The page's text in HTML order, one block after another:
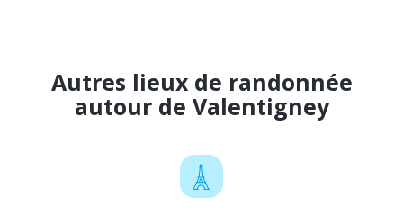
Autres lieux de randonnée
autour de Valentigney